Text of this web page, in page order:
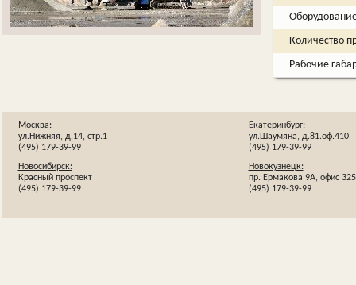
Количество
Рабочие
Москва:
ул.Нижняя, д.14, стр.1
(495) 179-39-99
Екатеринбург:
ул.Шаумяна, д.81.оф.410
(495) 179-39-99
Новосибирск:
Красный проспект
(495) 179-39-99
Новокузнецк:
пр. Ермакова 9А, офис 325
(495) 179-39-99